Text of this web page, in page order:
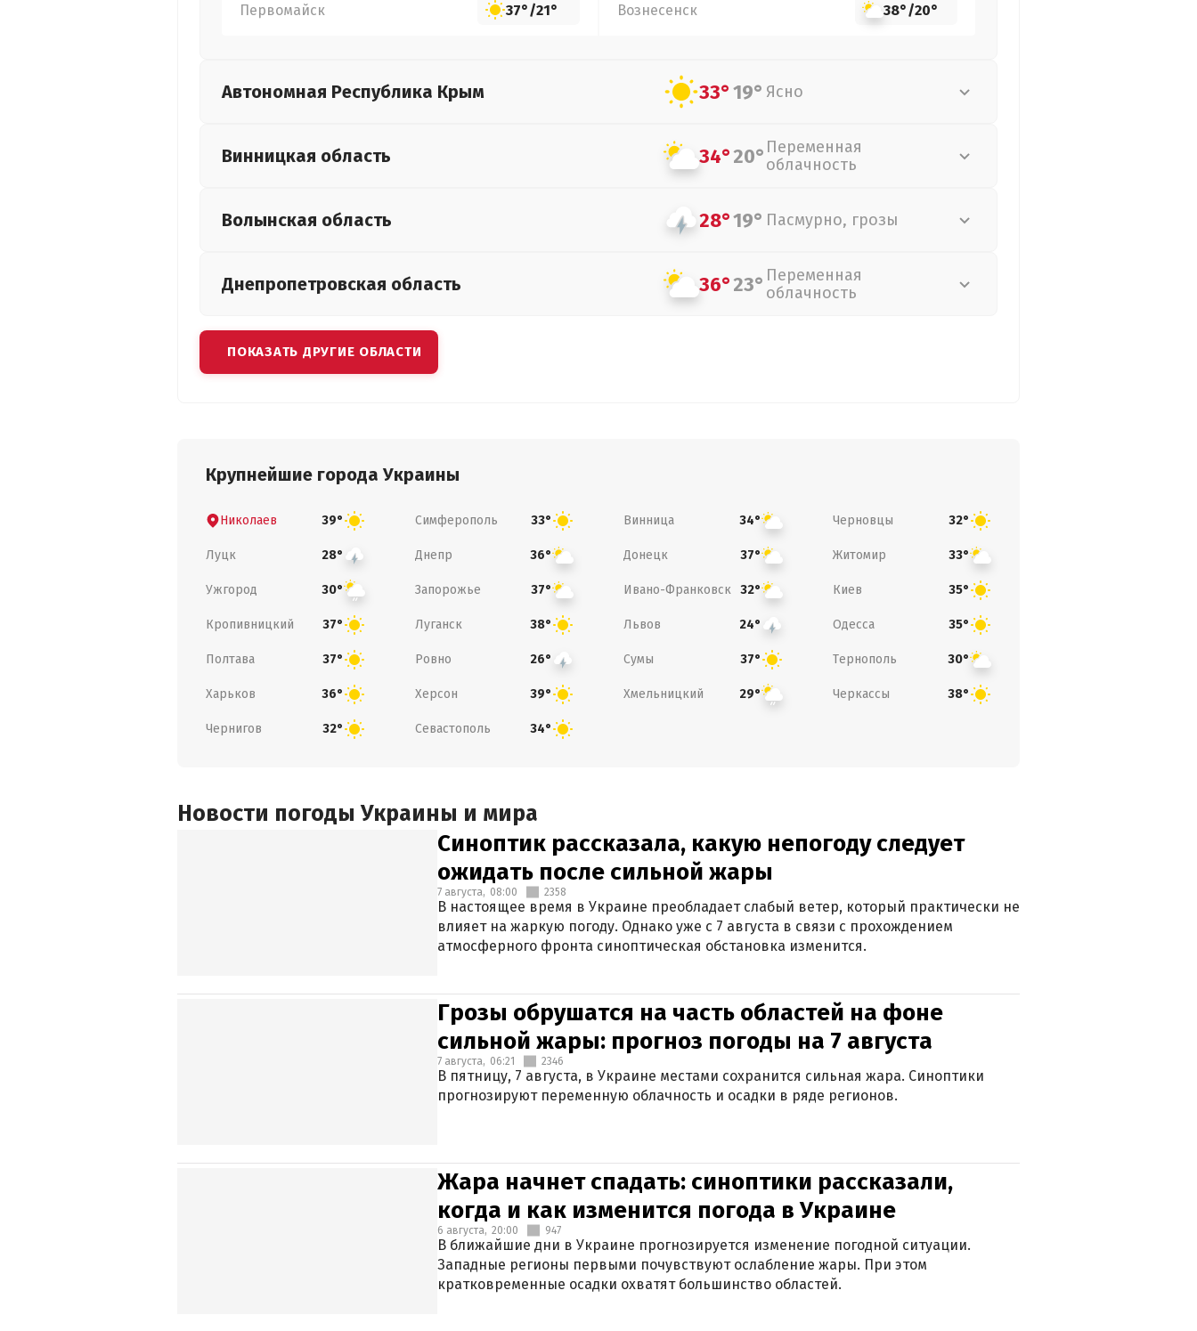
Первомайск 37°/21° Вознесенск 38°/20°
Автономная Республика Крым 33°19° Ясно
Винницкая область 34°20° Переменная
облачность
Волынская область 28°19° Пасмурно, грозы
Днепропетровская область 36°23° Переменная
облачность
ПОКАЗАТЬ ДРУГИЕ ОБЛАСТИ
Крупнейшие города Украины
Николаев 39° Симферополь 33° Винница 34° Черновцы 32°
Луцк 28° Днепр 36° Донецк 37° Житомир 33°
Ужгород 30° Запорожье 37° Ивано-Франковск 32° Киев 35°
Кропивницкий 37° Луганск 38° Львов 24° Одесса 35°
Полтава 37° Ровно 26° Сумы 37° Тернополь 30°
Харьков 36° Херсон 39° Хмельницкий 29° Черкассы 38°
Чернигов 32° Севастополь 34°
Новости погоды Украины и мира
Синоптик рассказала, какую непогоду следует
ожидать после сильной жары
7 августа, 08:00 2358
В настоящее время в Украине преобладает слабый ветер, который практически не
влияет на жаркую погоду. Однако уже с 7 августа в связи с прохождением
атмосферного фронта синоптическая обстановка изменится.
Грозы обрушатся на часть областей на фоне
сильной жары: прогноз погоды на 7 августа
7 августа, 06:21 2346
В пятницу, 7 августа, в Украине местами сохранится сильная жара. Синоптики
прогнозируют переменную облачность и осадки в ряде регионов.
Жара начнет спадать: синоптики рассказали,
когда и как изменится погода в Украине
6 августа, 20:00 947
В ближайшие дни в Украине прогнозируется изменение погодной ситуации.
Западные регионы первыми почувствуют ослабление жары. При этом
кратковременные осадки охватят большинство областей.